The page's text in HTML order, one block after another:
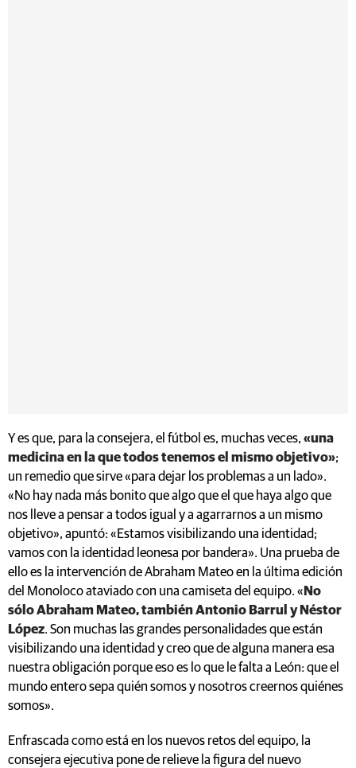
Y es que, para la consejera, el fútbol es, muchas veces, «una
medicina en la que todos tenemos el mismo objetivo»;
un remedio que sirve «para dejar los problemas a un lado».
«No hay nada más bonito que algo que el que haya algo que
nos lleve a pensar a todos igual y a agarrarnos a un mismo
objetivo», apuntó: «Estamos visibilizando una identidad;
vamos con la identidad leonesa por bandera». Una prueba de
ello es la intervención de Abraham Mateo en la última edición
del Monoloco ataviado con una camiseta del equipo. « No
sólo Abraham Mateo, también Antonio Barrul y Néstor
López. Son muchas las grandes personalidades que están
visibilizando una identidad y creo que de alguna manera esa
nuestra obligación porque eso es lo que le falta a León: que el
mundo entero sepa quién somos y nosotros creernos quiénes
somos».
Enfrascada como está en los nuevos retos del equipo, la
consejera ejecutiva pone de relieve la figura del nuevo